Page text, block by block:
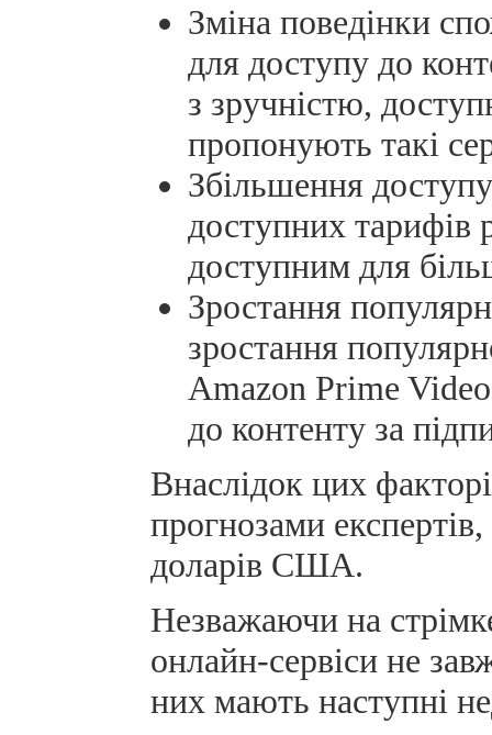
Зміна поведінки
для доступу до
з зручністю,
пропонують такі
Збільшення
доступних тарифів
доступним для
Зростання
зростання
Amazon Prime
до контенту за
Внаслідок цих
прогнозами
доларів США.
Незважаючи на
онлайн-сервіси не
них мають наступні